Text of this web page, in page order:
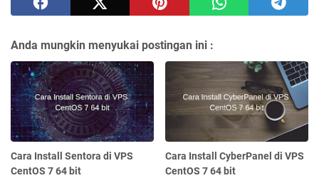
Anda mungkin menyukai postingan ini :
Cara Install Sentora di VPS
CentOS 7 64 bit
Cara Install CyberPanel di VPS
CentOS 7 64 bit